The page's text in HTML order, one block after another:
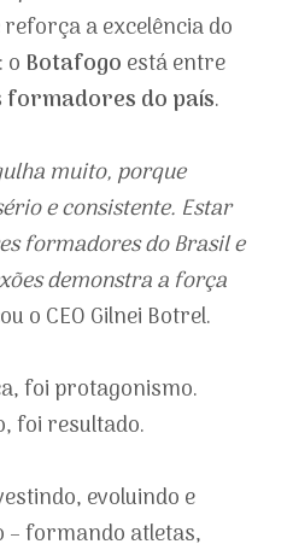
a excelência do
o Botafogo está entre
formadores do país.
muito, porque
e consistente. Estar
formadores do Brasil e
demonstra a força
o CEO Gilnei Botrel.
foi protagonismo.
foi resultado.
evoluindo e
formando atletas,